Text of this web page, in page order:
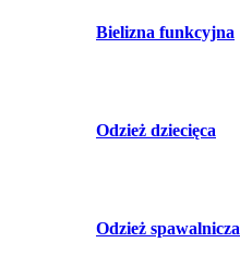
Bielizna funkcyjna
Odzież dziecięca
Odzież spawalnicza